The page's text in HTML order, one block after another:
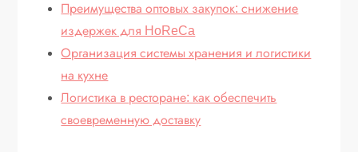
Преимущества оптовых закупок: снижение
издержек для HoReCa
Организация системы хранения и логистики
на кухне
Логистика в ресторане: как обеспечить
своевременную доставку